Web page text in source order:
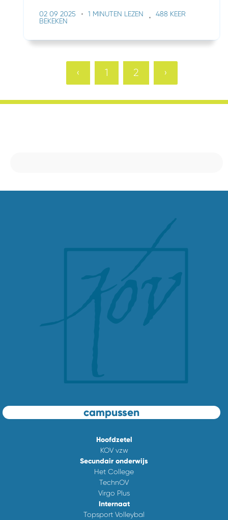
02 09 2025 1 MINUTEN LEZEN
488 KEER
BEKEKEN
‹ 1 2 ›
campussen
Hoofdzetel
KOV vzw
Secundair onderwijs
Het College
TechnOV
Virgo Plus
Internaat
Topsport Volleybal